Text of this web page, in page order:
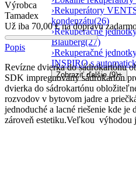
›Rekuperátory
kondenzátu(26)
›Rekuperačné
Blauberg(27)
›Rekuperačné
INSPIRO s
Zobraziť ďalšie (9)+
Výrobca
Tamadex
Už iba 70,00€na dopravu
Popis
Revízne dvierka do sádrokartónu
SDK impregnovaný sádrokartón
dvierka do sádrokartónu
rozvodov v bytovom jadre a
jednoduché a lacné riešenie kde je
zároveň estetiku.Veľkou výhodou